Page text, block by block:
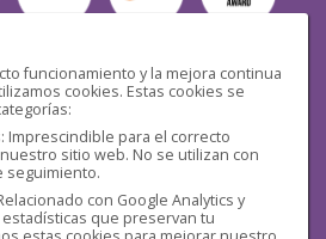
funcionamiento y la mejora continua
cookies. Estas cookies se
Imprescindible para el correcto
sitio web. No se utilizan con
seguimiento.
con Google Analytics y
que preservan tu
Seguridad